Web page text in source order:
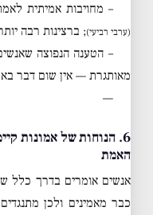
– מחויבות אמיתית
(ערבי רביעי); ברצינות רבה
– הטענה הנפוצה
מאותגרת — אין שום דבר
—
6. הנוחות של אמונות
האמת
אנשים אומרים בדרך כלל
כבר מאמינים ולכן